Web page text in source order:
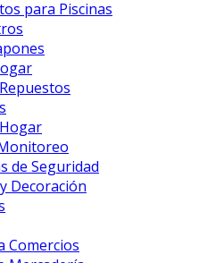
para Piscinas
de Seguridad
Decoración
Comercios